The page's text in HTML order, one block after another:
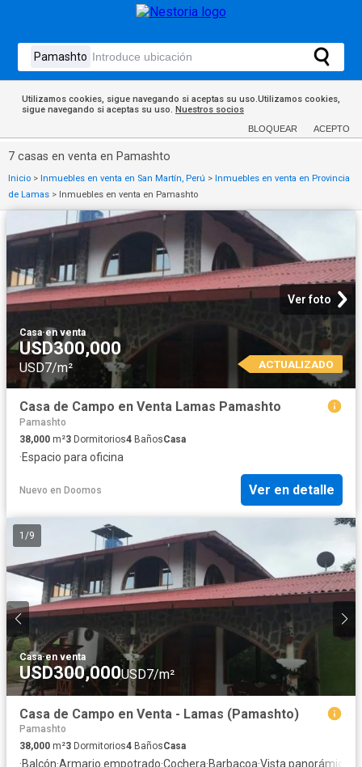
Utilizamos cookies, sigue navegando si aceptas su uso.Utilizamos cookies,
sigue navegando si aceptas su uso. Nuestros socios
BLOQUEAR ACEPTO
7 casas en venta en Pamashto
Inicio > Inmuebles en venta en San Martín, Perú > Inmuebles en venta en Provincia
de Lamas > Inmuebles en venta en Pamashto
Ver foto
Casa·en venta
USD300,000
USD7/m² ACTUALIZADO
Casa de Campo en Venta Lamas Pamashto
Pamashto
38,000 m²3 Dormitorios4 BañosCasa
·Espacio para oficina
Nuevo en Doomos Ver en detalle
1 /9
Casa·en venta
USD300,000USD7/m²
Casa de Campo en Venta - Lamas (Pamashto)
Pamashto
38,000 m²3 Dormitorios4 BañosCasa
·Balcón·Armario empotrado·Cochera·Barbacoa·Vista panorámica